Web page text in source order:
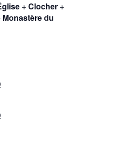
+ Clocher +
du